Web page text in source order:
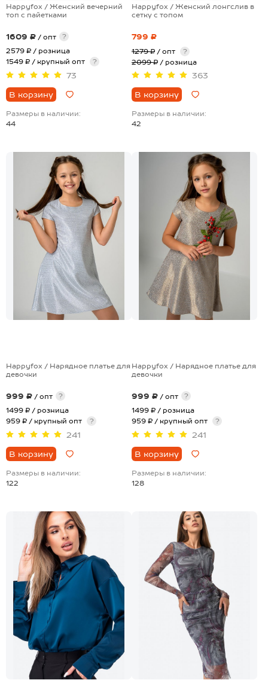
Happyfox / Женский вечерний
топ с пайетками
1609 ₽ / опт
?
2579 ₽ / розница
1549 ₽ / крупный опт
?
73
В корзину
Размеры в наличии:
44
Happyfox / Женский лонгслив в
сетку с топом
799 ₽
1279 ₽ / опт
?
2099 ₽ / розница
363
В корзину
Размеры в наличии:
42
Happyfox / Нарядное платье для
девочки
999 ₽ / опт
?
1499 ₽ / розница
959 ₽ / крупный опт
?
241
В корзину
Размеры в наличии:
122
Happyfox / Нарядное платье для
девочки
999 ₽ / опт
?
1499 ₽ / розница
959 ₽ / крупный опт
?
241
В корзину
Размеры в наличии:
128